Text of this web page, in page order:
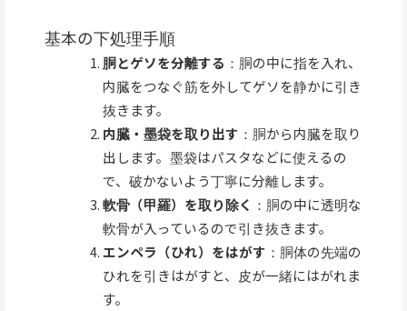
基本の下処理手順
胴とゲソを分離する ：胴の中に指を入れ、
内臓をつなぐ筋を外してゲソを静かに引き
抜きます。
内臓・墨袋を取り出す ：胴から内臓を取り
出します。墨袋はパスタなどに使えるの
で、破かないよう丁寧に分離します。
軟骨（甲羅）を取り除く ：胴の中に透明な
軟骨が入っているので引き抜きます。
エンペラ（ひれ）をはがす ：胴体の先端の
ひれを引きはがすと、皮が一緒にはがれま
す。